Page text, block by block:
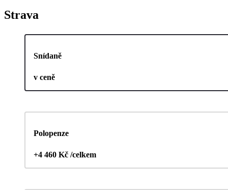
Strava
Snídaně
v ceně
Polopenze
+4 460 Kč /celkem